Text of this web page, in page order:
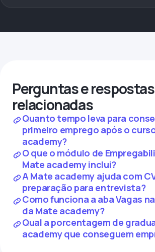
Perguntas e respostas
relacionadas
Quanto tempo leva para
primeiro emprego após o
academy?
O que o módulo de
Mate academy inclui?
A Mate academy ajuda com
preparação para entrevista?
Como funciona a aba Vagas
da Mate academy?
Qual a porcentagem de
academy que conseguem